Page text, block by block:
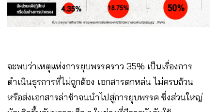
จะพบว่าเหตุแห่งการยุบพรรคราว 35% เป็นเรื่องการ
ดำเนินธุรการที่ไม่ถูกต้อง เอกสารตกหล่น ไม่ครบถ้วน
หรือส่งเอกสารล่าช้าจนนำไปสู่การยุบพรรค ซึ่งส่วนใหญ่